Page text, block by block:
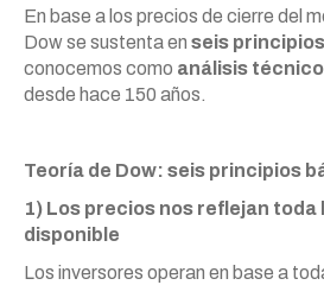
En base a los precios de cierre del
Dow se sustenta en seis
conocemos como análisis técnico
desde hace 150 años.
Teoría de Dow: seis principios
1) Los precios nos reflejan toda
disponible
Los inversores operan en base a